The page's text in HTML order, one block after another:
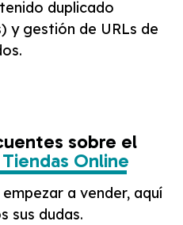
duplicado
y gestión de URLs de
sobre el
Online
a vender, aquí
sus dudas.